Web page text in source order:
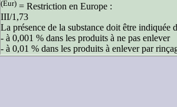
(Eur) = Restriction en Europe :
III/1,73
La présence de la substance doit être indiquée
- à 0,001 % dans les produits à ne pas enlever
- à 0,01 % dans les produits à enlever par